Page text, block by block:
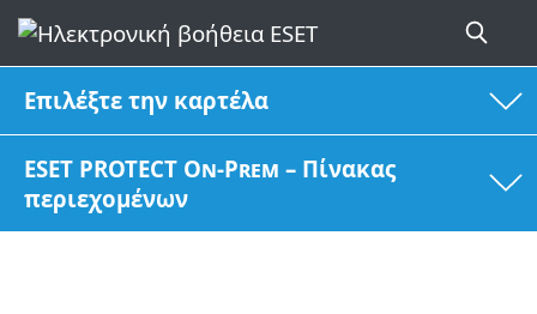
Επιλέξτε την καρτέλα
ESET PROTECT On-Prem – Πίνακας
περιεχομένων